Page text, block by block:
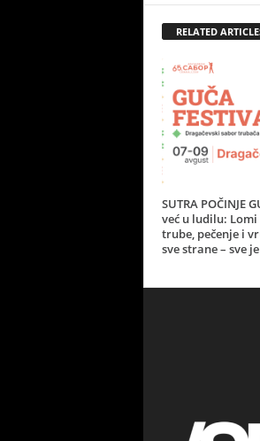
RELATED
SUTRA POČINJE
već u ludilu: Lomi
trube, pečenje i
sve strane – sve